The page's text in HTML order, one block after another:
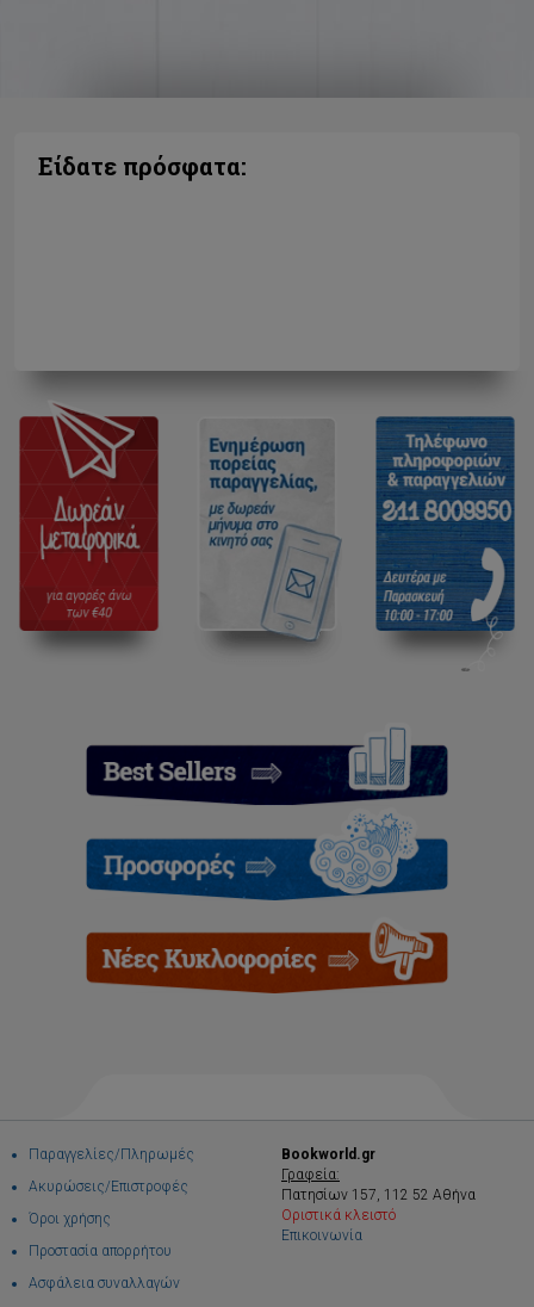
Είδατε πρόσφατα:
Παραγγελίες/Πληρωμές
Ακυρώσεις/Επιστροφές
Όροι χρήσης
Προστασία απορρήτου
Ασφάλεια συναλλαγών
Bookworld.gr
Γραφεία:
Πατησίων 157, 112 52 Αθήνα
Οριστικά κλειστό
Επικοινωνία